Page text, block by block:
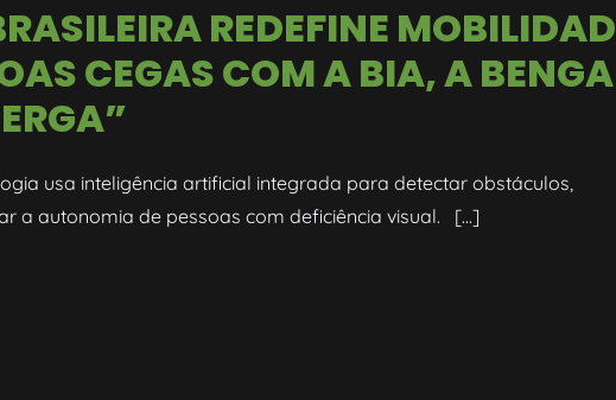
REDEFINE MOBILIDAD
CEGAS COM A BIA, A BENGA
usa inteligência artificial integrada para detectar obstáculos,
a autonomia de pessoas com deficiência visual. […]